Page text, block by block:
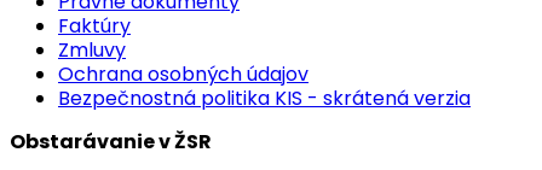
Faktúry
Zmluvy
Ochrana osobných údajov
Bezpečnostná politika KIS - skrátená verzia
Obstarávanie v ŽSR